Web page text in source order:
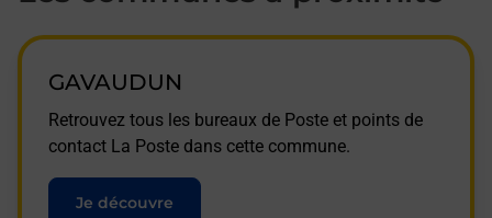
GAVAUDUN
Retrouvez tous les bureaux de Poste et points de
contact La Poste dans cette commune.
Je découvre